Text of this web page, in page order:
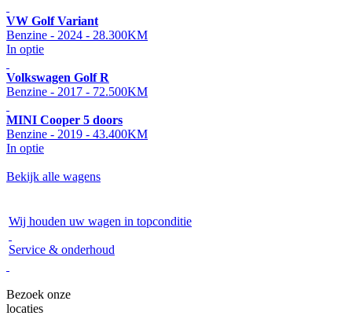
VW Golf Variant
Benzine - 2024 - 28.300KM
In optie
Volkswagen Golf R
Benzine - 2017 - 72.500KM
MINI Cooper 5 doors
Benzine - 2019 - 43.400KM
In optie
Bekijk alle wagens
Wij houden uw wagen in topconditie
Service & onderhoud
Bezoek onze
locaties